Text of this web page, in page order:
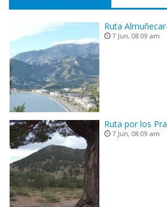
Ruta
7 Jun, 08:09 am
Ruta por los
7 Jun, 08:09 am